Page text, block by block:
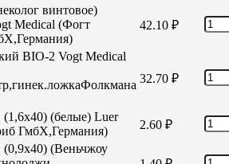
винтовое)
Medical (Фогт
42.10 ₽
BIO-2 Vogt Medical
32.70 ₽
(1,6х40) (белые) Luer
ГмбХ,Германия)
2.60 ₽
(0,9х40) (Веньчжоу